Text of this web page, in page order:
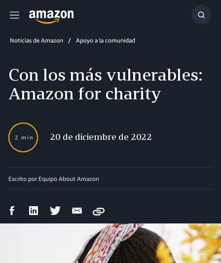
Menú
Noticias de Amazon Apoyo a la comunidad
Con los más vulnerables:
Amazon for charity
2 min 20 de diciembre de 2022
Escrito por Equipo About Amazon
CompartirCompartirCompartirCompartir
correo
electrónico
Copy